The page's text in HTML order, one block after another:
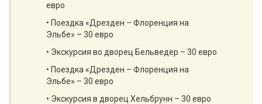
евро
• Поездка «Дрезден – Флоренция на
Эльбе» – 30 евро
• Экскурсия во дворец Бельведер – 30 евро
• Поездка «Дрезден – Флоренция на
Эльбе» – 30 евро
• Экскурсия в дворец Хельбрунн – 30 евро